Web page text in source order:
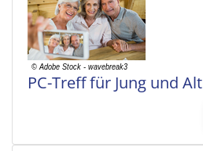
PC-Treff für Jung und Alt